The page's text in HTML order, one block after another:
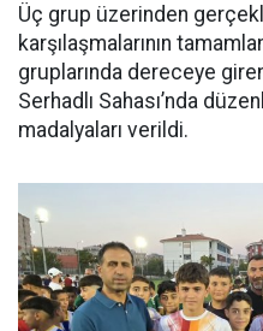
Üç grup üzerinden
karşılaşmalarının
gruplarında dereceye
Serhadlı Sahası’nda
madalyaları verildi.